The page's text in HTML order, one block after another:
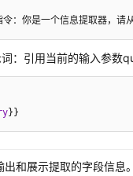
：你是一个信息提取器，请
：引用当前的输入参数
} }
和展示提取的字段信息。